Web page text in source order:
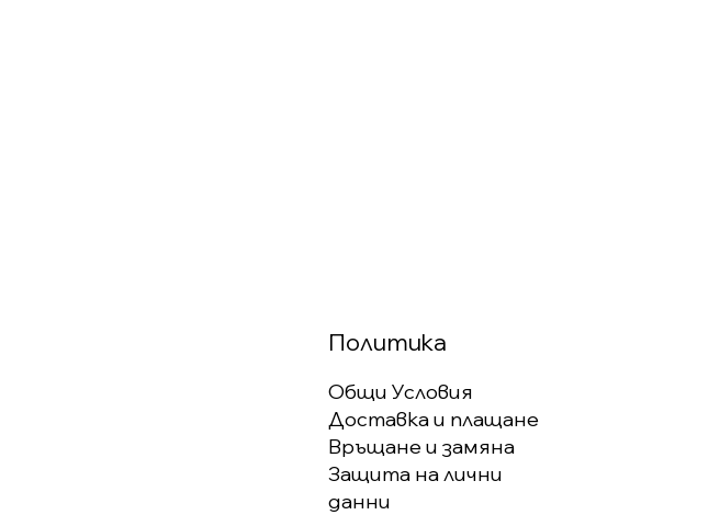
Политика
Общи Условия
Доставка и плащане
Връщане и замяна
Защита на лични
данни